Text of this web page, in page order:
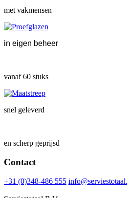
met vakmensen
in eigen beheer
vanaf 60 stuks
snel geleverd
en scherp geprijsd
Contact
+31 (0)348-486 555